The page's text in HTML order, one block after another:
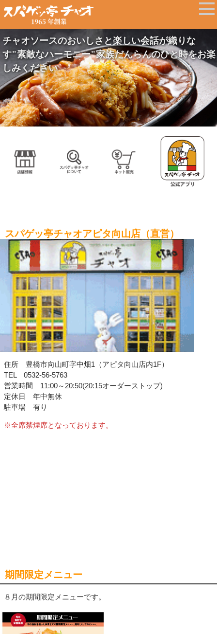
チャオソースのおいしさと楽しい会話が織りな
す"素敵なハーモニー"家族だんらんのひと時をお楽
しみください
スパゲッ亭チャオアピタ向山店（直営）
住所 豊橋市向山町字中畑1（アピタ向山店内1F）
TEL 0532-56-5763
営業時間 11:00～20:50(20:15オーダーストップ)
定休日 年中無休
駐車場 有り
※全席禁煙席となっております。
期間限定メニュー
８月の期間限定メニューです。